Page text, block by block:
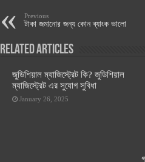
Previous
টাকা জমানোর জন্য কোন ব্যাংক ভালো
Related Articles
জুডিশিয়াল ম্যাজিস্ট্রেট কি? জুডিশিয়াল
ম্যাজিস্ট্রেট এর সুযোগ সুবিধা
January 26, 2025